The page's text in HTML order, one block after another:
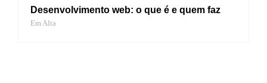
Desenvolvimento web: o que é e quem faz
Em Alta